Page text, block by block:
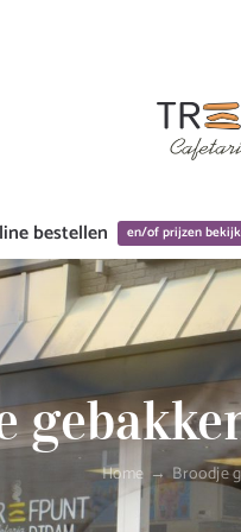
bestellen en/of prijzen
Home Broodje